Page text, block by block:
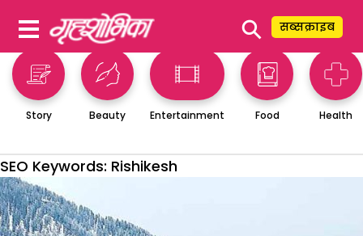
⚲ सब्सक्राइब
Story Beauty Entertainment Food Health
SEO Keywords: Rishikesh